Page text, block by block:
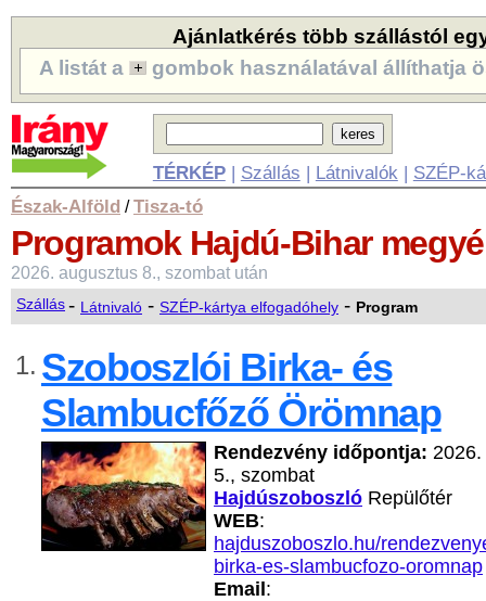
Ajánlatkérés több szállástól
A listát a
gombok használatával állíthatja
TÉRKÉP| Szállás | Látnivalók | SZÉP-
Észak-Alföld /Tisza-tó
Programok Hajdú-Bihar
2026. augusztus 8., szombat után
Szállás- Látnivaló - SZÉP-kártya elfogadóhely - Program
1. Szoboszlói Birka- és
Slambucfőző Örömnap
Rendezvény időpontja:
5., szombat
Hajdúszoboszló Repülőtér
WEB:
hajduszoboszlo.hu/
birka-es-slambucfozo-oromnap
Email :